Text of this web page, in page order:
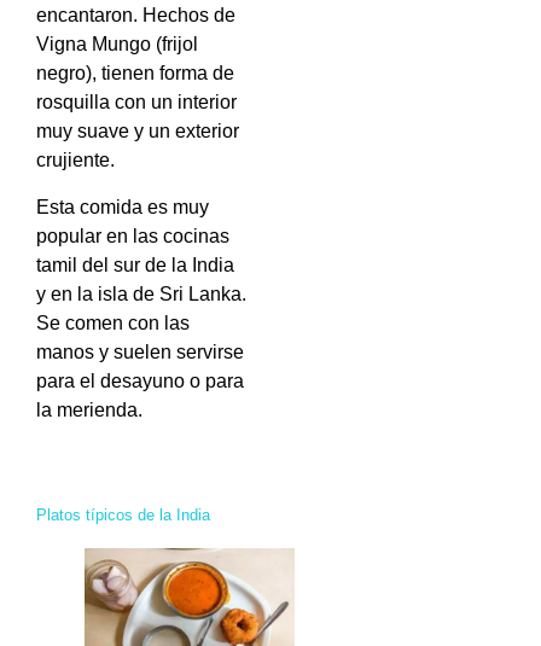
encantaron. Hechos de
Vigna Mungo (frijol
negro), tienen forma de
rosquilla con un interior
muy suave y un exterior
crujiente.
Esta comida es muy
popular en las cocinas
tamil del sur de la India
y en la isla de Sri Lanka.
Se comen con las
manos y suelen servirse
para el desayuno o para
la merienda.
Platos típicos de la India